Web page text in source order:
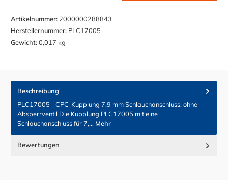
Artikelnummer: 2000000288843
Herstellernummer: PLC17005
Gewicht:0,017 kg
Beschreibung
PLC17005 - CPC-Kupplung 7,9 mm Schlauchanschluss, ohne
Absperrventil Die Kupplung PLC17005 mit eine
Schlauchanschluss für 7,… Mehr
Bewertungen